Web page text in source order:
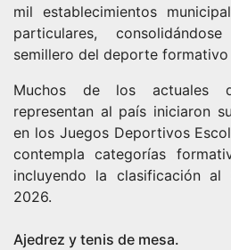
mil establecimientos
particulares,
semillero del deporte formativo
Muchos de los actuales
representan al país iniciaron
en los Juegos Deportivos
contempla categorías
incluyendo la clasificación al
2026.
Ajedrez y tenis de mesa.